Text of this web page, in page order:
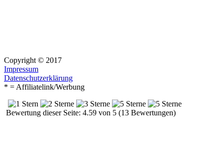
Copyright © 2017
Impressum
Datenschutzerklärung
* = Affiliatelink/Werbung
Bewertung dieser Seite: 4.59 von 5 (13 Bewertungen)